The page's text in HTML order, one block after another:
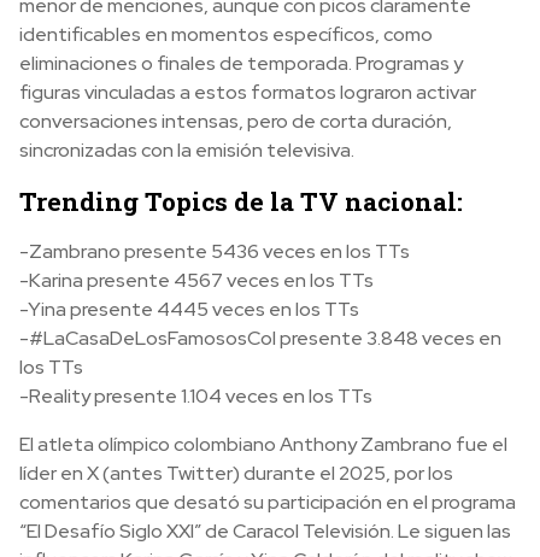
identificables en momentos específicos, como
eliminaciones o finales de temporada. Programas y
figuras vinculadas a estos formatos lograron activar
conversaciones intensas, pero de corta duración,
sincronizadas con la emisión televisiva.
Trending Topics de la TV nacional:
-Zambrano presente 5436 veces en los TTs
-Karina presente 4567 veces en los TTs
-Yina presente 4445 veces en los TTs
-#LaCasaDeLosFamososCol presente 3.848 veces en
los TTs
-Reality presente 1.104 veces en los TTs
El atleta olímpico colombiano Anthony Zambrano fue el
líder en X (antes Twitter) durante el 2025, por los
comentarios que desató su participación en el programa
“El Desafío Siglo XXI” de Caracol Televisión. Le siguen las